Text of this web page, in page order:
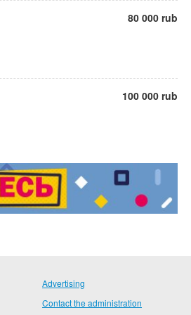
80 000 rub
100 000 rub
Advertising
Contact the administration